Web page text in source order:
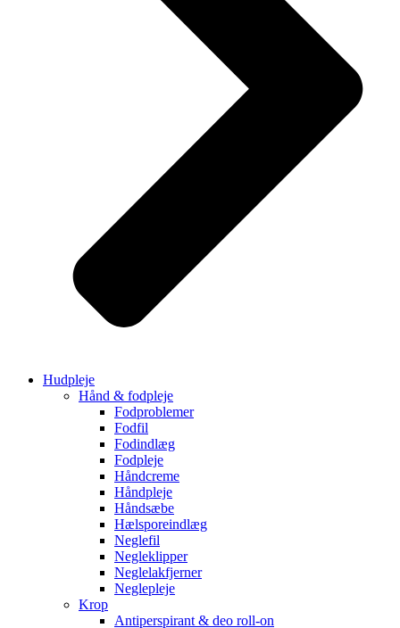
Hudpleje
Hånd & fodpleje
Fodproblemer
Fodfil
Fodindlæg
Fodpleje
Håndcreme
Håndpleje
Håndsæbe
Hælsporeindlæg
Neglefil
Negleklipper
Neglelakfjerner
Neglepleje
Krop
Antiperspirant & deo roll-on